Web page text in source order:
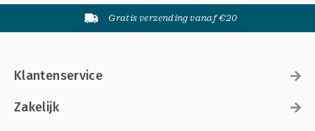
Gratis verzending vanaf €20
Klantenservice
Zakelijk